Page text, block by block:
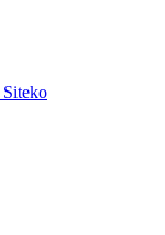
Siteko